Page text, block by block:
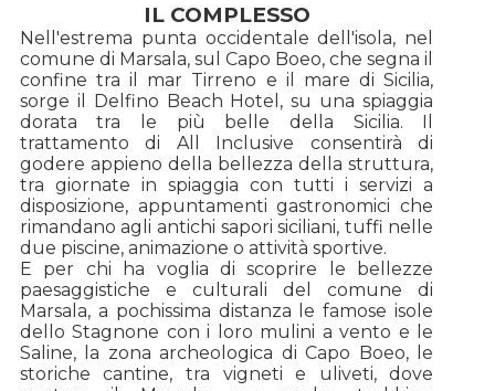
IL COMPLESSO
Nell'estrema punta occidentale dell'isola, nel
comune di Marsala, sul Capo Boeo, che segna il
confine tra il mar Tirreno e il mare di Sicilia,
sorge il Delfino Beach Hotel, su una spiaggia
dorata tra le più belle della Sicilia. Il
trattamento di All Inclusive consentirà di
godere appieno della bellezza della struttura,
tra giornate in spiaggia con tutti i servizi a
disposizione, appuntamenti gastronomici che
rimandano agli antichi sapori siciliani, tuffi nelle
due piscine, animazione o attività sportive.
E per chi ha voglia di scoprire le bellezze
paesaggistiche e culturali del comune di
Marsala, a pochissima distanza le famose isole
dello Stagnone con i loro mulini a vento e le
Saline, la zona archeologica di Capo Boeo, le
storiche cantine, tra vigneti e uliveti, dove